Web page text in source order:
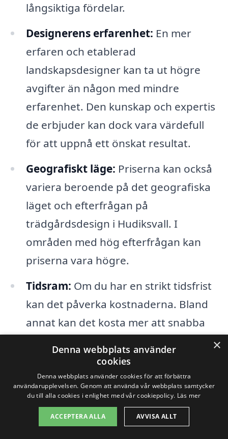
långsiktiga fördelar.
Designerens erfarenhet: En mer
erfaren och etablerad
landskapsdesigner kan ta ut högre
avgifter än någon med mindre
erfarenhet. Den kunskap och expertis
de erbjuder kan dock vara värdefull
för att uppnå ett önskat resultat.
Geografiskt läge: Priserna kan också
variera beroende på det geografiska
läget och efterfrågan på
trädgårdsdesign i Hudiksvall. I
områden med hög efterfrågan kan
priserna vara högre.
Tidsram: Om du har en strikt tidsfrist
kan det påverka kostnaderna. Bland
annat kan det kosta mer att snabba
Genom att förstå dessa faktorer kan du
enklare navigera i processen att välja rätt
företag för trädgårdsdesign i Hudiksvall.
Det bästa sättet att få en tydlig
×
Denna webbplats använder
cookies
Denna webbplats använder cookies för att förbättra
användarupplevelsen. Genom att använda vår webbplats samtycker
du till alla cookies i enlighet med vår cookiepolicy. Läs mer
ACCEPTERA ALLA AVVISA ALLT